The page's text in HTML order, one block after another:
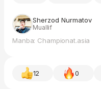
Sherzod Nurmatov
Muallif
Manba: Championat.asia
12 0